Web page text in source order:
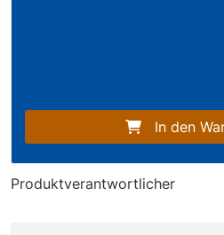
In den
Produktverantwortlicher